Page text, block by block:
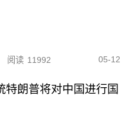
阅读 11992 05-12
特朗普将对中国进行国